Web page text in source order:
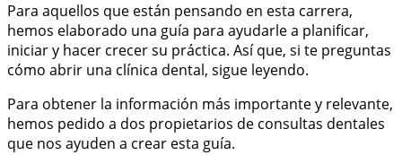
Para aquellos que están pensando en esta carrera,
hemos elaborado una guía para ayudarle a planificar,
iniciar y hacer crecer su práctica. Así que, si te preguntas
cómo abrir una clínica dental, sigue leyendo.
Para obtener la información más importante y relevante,
hemos pedido a dos propietarios de consultas dentales
que nos ayuden a crear esta guía.